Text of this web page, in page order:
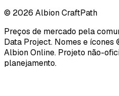
© 2026 Albion CraftPath
Preços de mercado pela
Data Project. Nomes e
Albion Online. Projeto não-
planejamento.